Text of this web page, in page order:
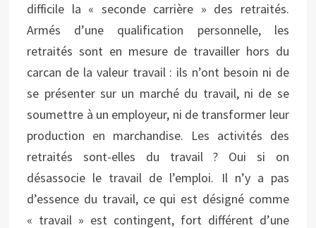
difficile la « seconde carrière » des retraités.
Armés d’une qualification personnelle, les
retraités sont en mesure de travailler hors du
carcan de la valeur travail : ils n’ont besoin ni de
se présenter sur un marché du travail, ni de se
soumettre à un employeur, ni de transformer leur
production en marchandise. Les activités des
retraités sont-elles du travail ? Oui si on
désassocie le travail de l’emploi. Il n’y a pas
d’essence du travail, ce qui est désigné comme
« travail » est contingent, fort différent d’une